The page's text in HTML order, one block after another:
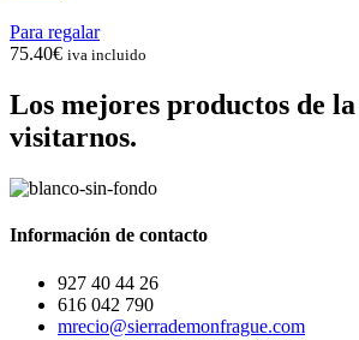
Para regalar
75.40€ iva incluido
Los mejores productos de
visitarnos.
Información de contacto
927 40 44 26
616 042 790
mrecio@sierrademonfrague.com